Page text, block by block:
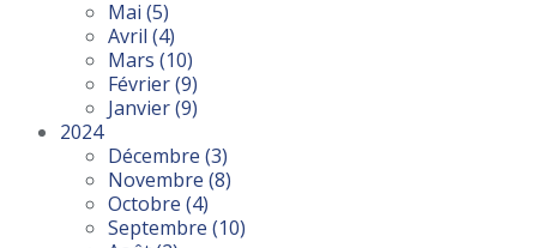
Mai (5)
Avril (4)
Mars (10)
Février(9)
Janvier(9)
2024
Décembre (3)
Novembre (8)
Octobre (4)
Septembre (10)